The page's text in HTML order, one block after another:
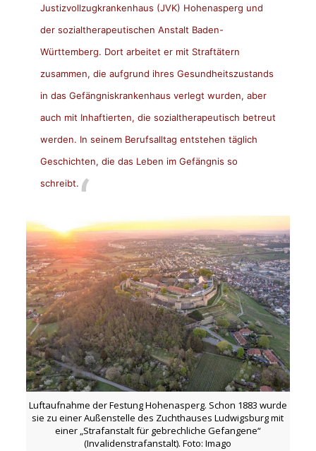
Justizvollzugkrankenhaus (JVK) Hohenasperg und
der sozialtherapeutischen Anstalt Baden-
Württemberg. Dort arbeitet er mit Straftätern
zusammen, die aufgrund ihres Gesundheitszustands
in das Gefängniskrankenhaus verlegt wurden, aber
auch mit Inhaftierten, die sozialtherapeutisch betreut
werden. In seinem Berufsalltag entstehen täglich
Geschichten, die das Leben im Gefängnis so
schreibt.
Luftaufnahme der Festung Hohenasperg. Schon 1883 wurde
sie zu einer Außenstelle des Zuchthauses Ludwigsburg mit
einer „Strafanstalt für gebrechliche Gefangene“
(Invalidenstrafanstalt). Foto: Imago